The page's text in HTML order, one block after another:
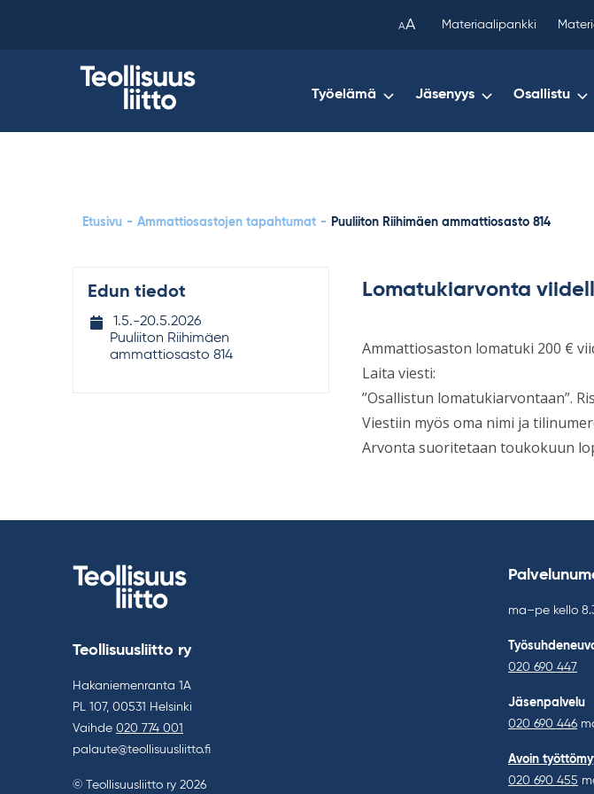
AA Materiaalipankki
Työelämä Jäsenyys Osallistu
Etusivu - Ammattiosastojen tapahtumat - Puuliiton Riihimäen ammattiosasto 814
Edun tiedot
Tapahtuman
ajankohta
1.5.-​20.5.2026
Puuliiton Riihimäen
ammattiosasto 814
Lomatukiarvonta
Ammattiosaston lomatuki 200 €
Laita viesti:
”Osallistun lomatukiarvontaan”.
Viestiin myös oma nimi ja
Arvonta suoritetaan toukokuun
copied
your
clipboard.)
Teollisuusliitto ry
Hakaniemenranta 1A
PL 107, 00531 Helsinki
Vaihde 020 774 001
palaute@teollisuusliitto.fi
© Teollisuusliitto ry 2026
ma–pe kello
020 690 447
Jäsenpalvelu
020 690 446
Avoin
020 690 455